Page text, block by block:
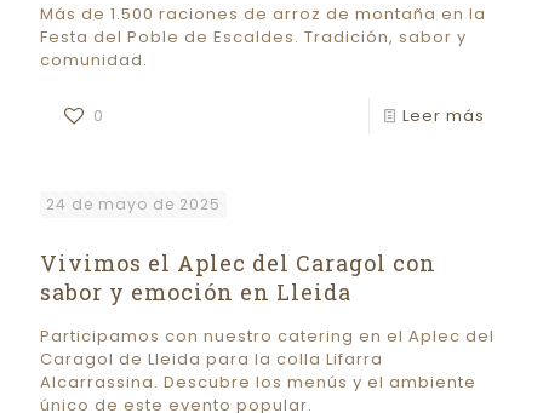
Más de 1.500 raciones de arroz de montaña en la
Festa del Poble de Escaldes. Tradición, sabor y
comunidad.
0 Leer más
24 de mayo de 2025
Vivimos el Aplec del Caragol con
sabor y emoción en Lleida
Participamos con nuestro catering en el Aplec del
Caragol de Lleida para la colla Lifarra
Alcarrassina. Descubre los menús y el ambiente
único de este evento popular.